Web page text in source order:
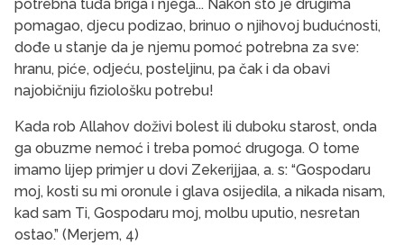
potrebna tuđa briga i njega... Nakon što je drugima
pomagao, djecu podizao, brinuo o njihovoj budućnosti,
dođe u stanje da je njemu pomoć potrebna za sve:
hranu, piće, odjeću, posteljinu, pa čak i da obavi
najobičniju fiziološku potrebu!
Kada rob Allahov doživi bolest ili duboku starost, onda
ga obuzme nemoć i treba pomoć drugoga. O tome
imamo lijep primjer u dovi Zekerijjaa, a. s: “Gospodaru
moj, kosti su mi oronule i glava osijedila, a nikada nisam,
kad sam Ti, Gospodaru moj, molbu uputio, nesretan
ostao.” (Merjem, 4)